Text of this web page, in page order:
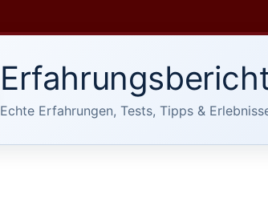
Echte Erfahrungen, Tests, Tipps &